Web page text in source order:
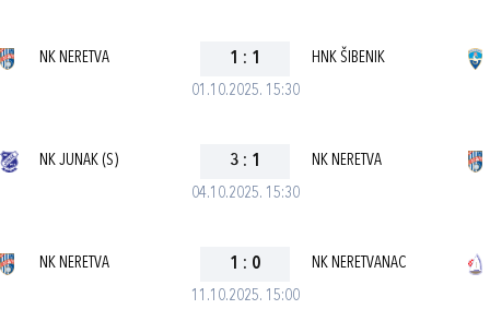
01.10.2025. 15:30
NK NERETVA 1 : 1 HNK ŠIBENIK
04.10.2025. 15:30
NK JUNAK (S) 3 : 1 NK NERETVA
11.10.2025. 15:00
NK NERETVA 1 : 0 NK NERETVANAC